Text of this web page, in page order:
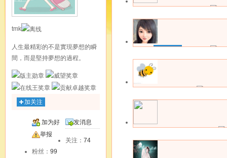
tmk
人生最精彩的不是實現夢想的瞬
間，而是堅持夢想的過程。
加关注
加为好
友
发消息
举报
关注： 74
粉丝： 99
关注中 boonsee
该用户暂无签名
更多操作
加关注 clarakaka
该用户暂无签名
更多操作
关注中 bee
该用户暂无签名
关注中 小苕famous
该用户暂无签名
更多操作